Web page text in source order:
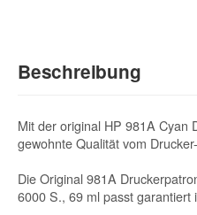
Beschreibung
Mit der original HP 981A Cyan
gewohnte Qualität vom
Die Original 981A
6000 S., 69 ml passt garantiert